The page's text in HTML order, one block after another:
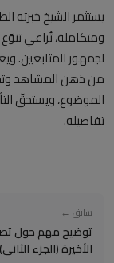
يستثمر الشيخ خبرته
ومتكاملة، تُراعي
لجمهور المتابعين.
من ذهن المشاهد
الموضوع، ويستحقّ
تفاصيله.
سابق ←
توضيح مهم حول
الأخيرة (الجزء